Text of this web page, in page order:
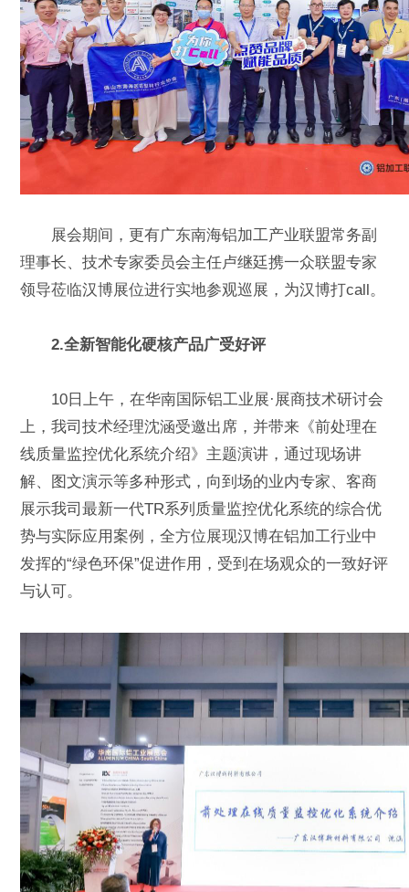
展会期间，更有广东南海铝加工产业联盟常务副
理事长、技术专家委员会主任卢继廷携一众联盟专家
领导莅临汉博展位进行实地参观巡展，为汉博打call。
2.全新智能化硬核产品广受好评
10日上午，在华南国际铝工业展·展商技术研讨会
上，我司技术经理沈涵受邀出席，并带来《前处理在
线质量监控优化系统介绍》主题演讲，通过现场讲
解、图文演示等多种形式，向到场的业内专家、客商
展示我司最新一代TR系列质量监控优化系统的综合优
势与实际应用案例，全方位展现汉博在铝加工行业中
发挥的“绿色环保”促进作用，受到在场观众的一致好评
与认可。